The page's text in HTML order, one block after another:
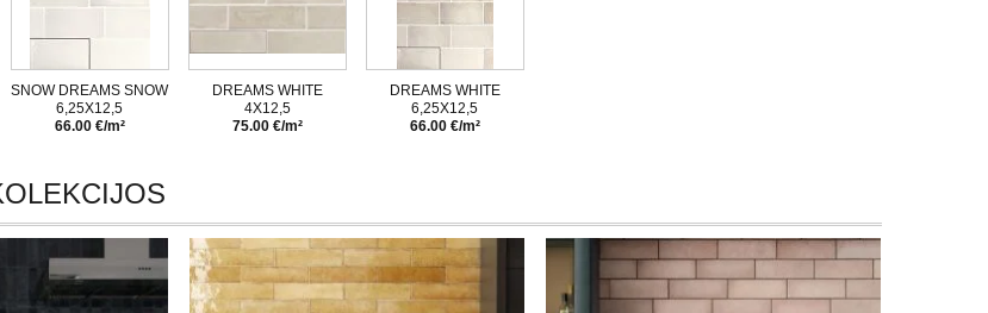
SNOW DREAMS SNOW
6,25X12,5
66.00 €/m²
DREAMS WHITE
4X12,5
75.00 €/m²
DREAMS WHITE
6,25X12,5
66.00 €/m²